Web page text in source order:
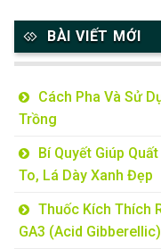
BÀI VIẾT MỚI
Cách Pha Và Sử
Trồng
Bí Quyết Giúp
To, Lá Dày Xanh Đẹp
Thuốc Kích Thích
GA3 (Acid Gibberellic)